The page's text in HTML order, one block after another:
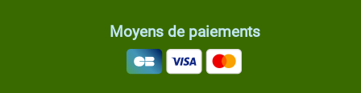
Moyens de paiements